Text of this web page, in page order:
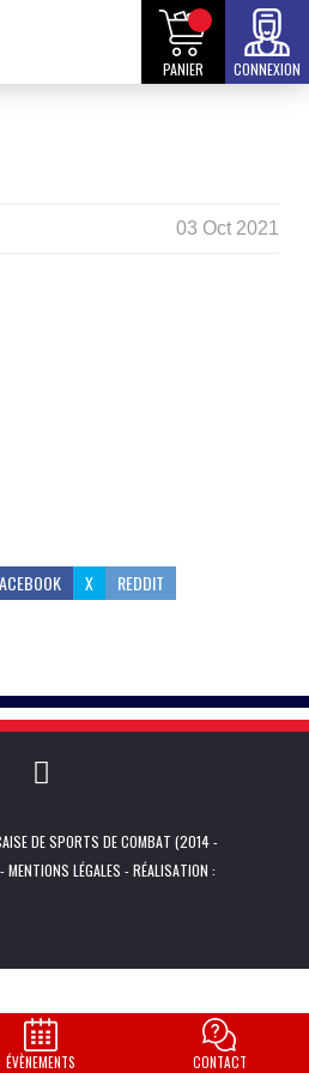
PANIER CONNEXION
03 Oct 2021
X REDDIT
DE SPORTS DE COMBAT (2014 -
MENTIONS LÉGALES - RÉALISATION :
ÉVÈNEMENTS CONTACT